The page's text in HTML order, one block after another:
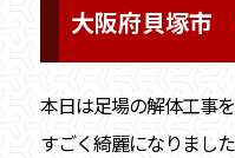
大阪府貝塚市
本日は足場の解体工事
すごく綺麗になりました